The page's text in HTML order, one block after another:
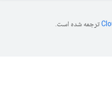
ترجمه شده است.